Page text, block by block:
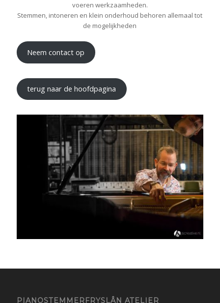
voeren werkzaamheden.
Stemmen, intoneren en klein onderhoud behoren allemaal tot
de mogelijkheden
Neem contact op
terug naar de hoofdpagina
PIANOSTEMMERFRYSLÂN ATELIER